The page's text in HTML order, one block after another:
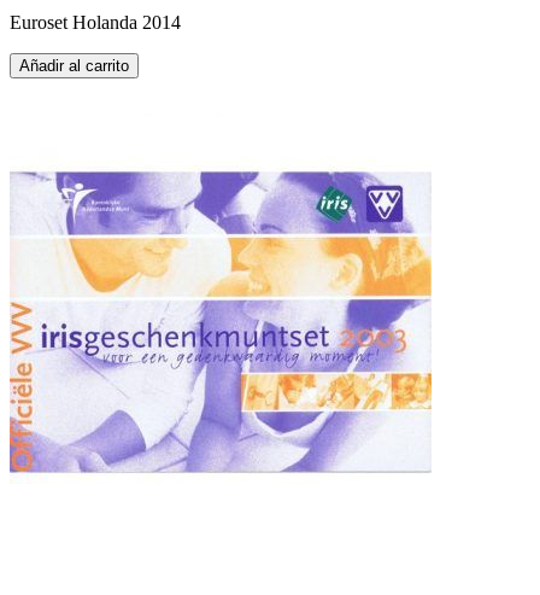
Euroset Holanda 2014
Añadir al carrito